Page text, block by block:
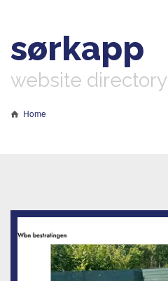
sørkapp
website directory
Home